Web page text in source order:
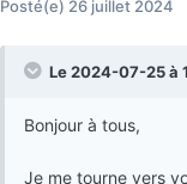
Posté(e) 26 juillet 2024
Le 2024-07-25 à
Bonjour à tous,
Je me tourne vers